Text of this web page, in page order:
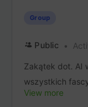
Group
Public
Zakątek dot. AI
wszystkich
View more